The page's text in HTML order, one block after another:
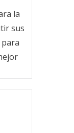
la
sus